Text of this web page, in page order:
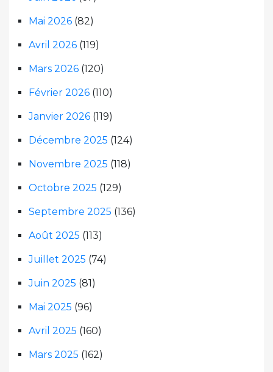
Mai 2026 (82)
Avril 2026 (119)
Mars 2026 (120)
Février 2026 (110)
Janvier 2026 (119)
Décembre 2025 (124)
Novembre 2025 (118)
Octobre 2025 (129)
Septembre 2025 (136)
Août 2025 (113)
Juillet 2025 (74)
Juin 2025 (81)
Mai 2025 (96)
Avril 2025 (160)
Mars 2025 (162)